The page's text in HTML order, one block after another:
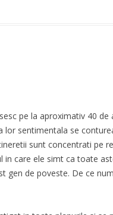
pe la aproximativ 40
sentimentala se
sunt concentrati pe
in care ele simt ca toate
gen de poveste. De ce